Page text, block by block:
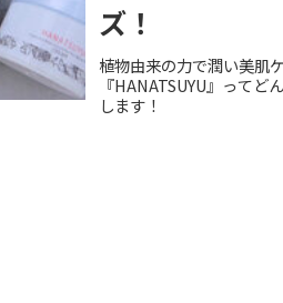
ズ！
植物由来の力で潤い美肌
『HANATSUYU』って
します！